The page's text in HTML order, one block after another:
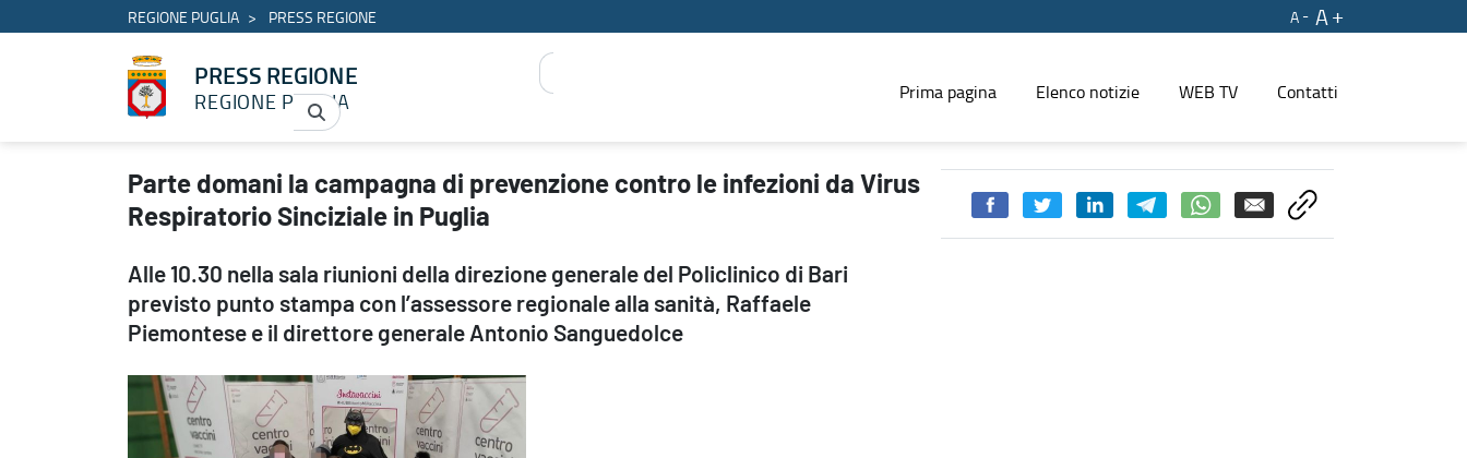
REGIONE PUGLIA PRESS REGIONE A
A
PRESS REGIONE
REGIONE PUGLIA Prima pagina Elenco notizie WEB TV Contatti
Parte domani la campagna di prevenzione contro le infezioni da Virus Respiratorio Sinciziale in Puglia - PRESS REGIONE
Parte domani la campagna di prevenzione contro le infezioni da Virus
Respiratorio Sinciziale in Puglia
Alle 10.30 nella sala riunioni della direzione generale del Policlinico di Bari
previsto punto stampa con l’assessore regionale alla sanità, Raffaele
Piemontese e il direttore generale Antonio Sanguedolce